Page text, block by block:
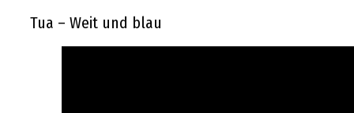
Tua – Weit und blau